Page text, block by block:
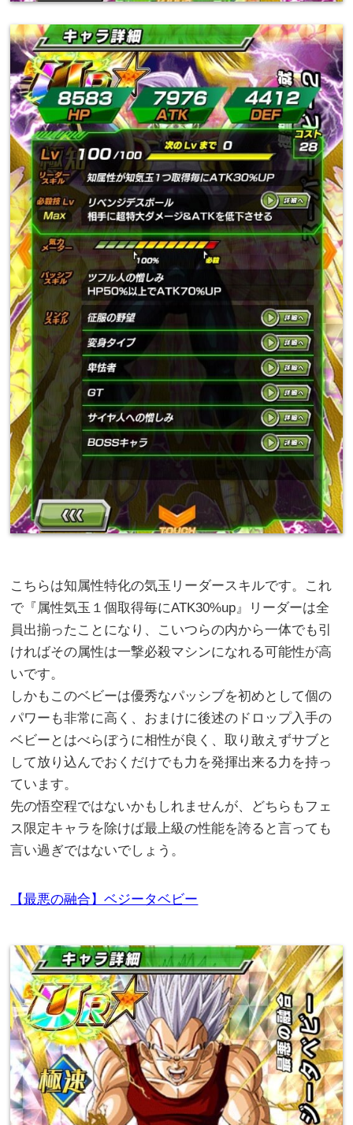
こちらは知属性特化の気玉リーダースキルです。これ
で『属性気玉１個取得毎にATK30%up』リーダーは全
員出揃ったことになり、こいつらの内から一体でも引
ければその属性は一撃必殺マシンになれる可能性が高
いです。
しかもこのベビーは優秀なパッシブを初めとして個の
パワーも非常に高く、おまけに後述のドロップ入手の
ベビーとはべらぼうに相性が良く、取り敢えずサブと
して放り込んでおくだけでも力を発揮出来る力を持っ
ています。
先の悟空程ではないかもしれませんが、どちらもフェ
ス限定キャラを除けば最上級の性能を誇ると言っても
言い過ぎではないでしょう。
【最悪の融合】ベジータベビー